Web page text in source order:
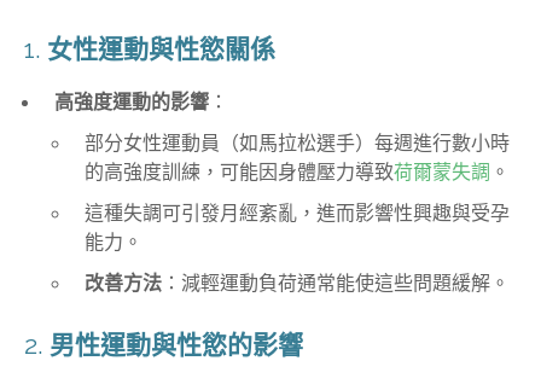
1. 女性運動與性慾關係
高強度運動的影響 ：
部分女性運動員（如馬拉松選手）每週進行數小時
的高強度訓練，可能因身體壓力導致荷爾蒙失調 。
這種失調可引發月經紊亂，進而影響性興趣與受孕
能力。
改善方法 ：減輕運動負荷通常能使這些問題緩解。
2. 男性運動與性慾的影響